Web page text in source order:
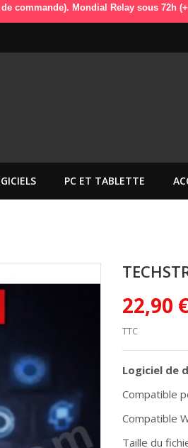
Mondial Relay sous 72h (+ jour de
PC ET TABLETTE
22,90
TTC
Logiciel de
Compatible
Compatible
Taille du